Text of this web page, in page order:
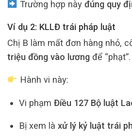
Trường hợp này đúng quy
Ví dụ 2: KLLĐ trái pháp luật
Chị B làm mất đơn hàng nhỏ,
triệu đồng vào lương để “phạt”.
Hành vi này:
Vi phạm Điều 127 Bộ luật
Bị xem là xử lý kỷ luật trái